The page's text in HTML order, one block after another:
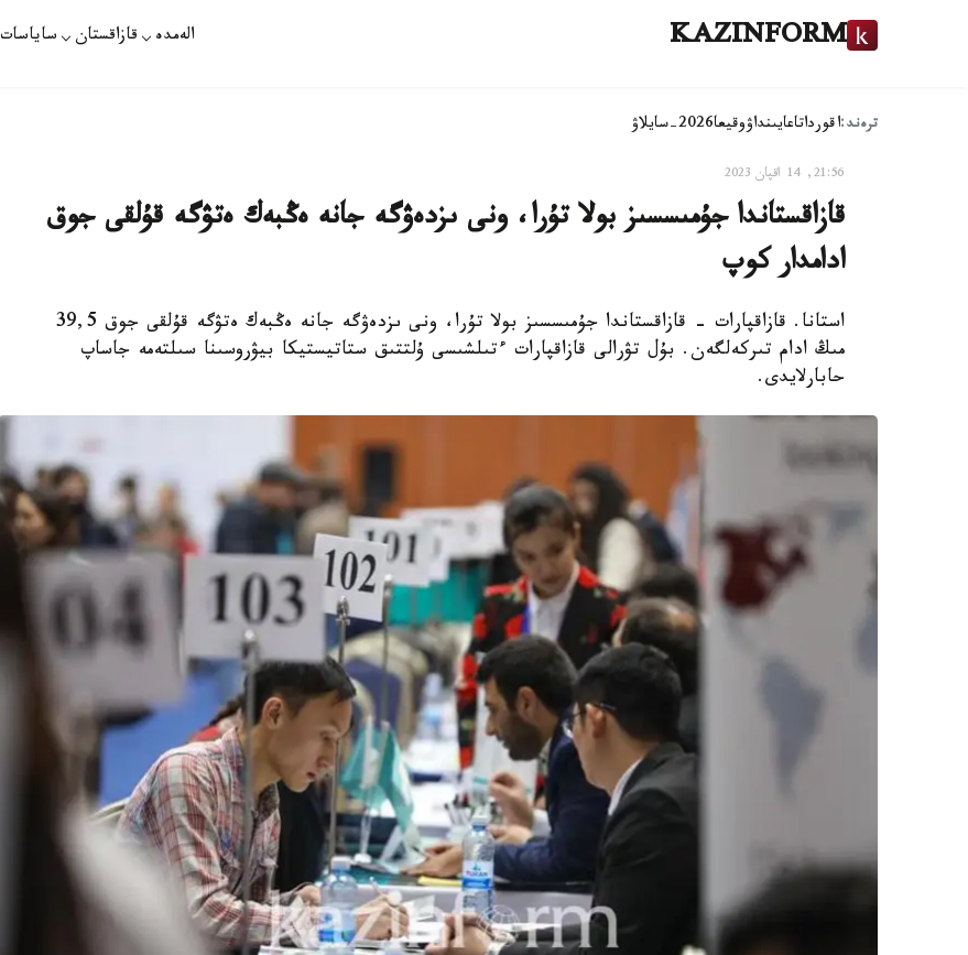
KAZINFORM الەمدە قازاقستان ساياسات
ترەند:اقورداتاعايىنداۋوقيعا2026-سايلاۋ
21:56, 14 اقپان 2023
قازاقستاندا جۇمىسسىز بولا تۇرا، ونى ىزدەۋگە جانە ەڭبەك ەتۋگە قۇلقى جوق
ادامدار كوپ
استانا. قازاقپارات - قازاقستاندا جۇمىسسىز بولا تۇرا، ونى ىزدەۋگە جانە ەڭبەك ەتۋگە قۇلقى جوق 39,5
مىڭ ادام تىركەلگەن. بۇل تۋرالى قازاقپارات ءتىلشىسى ۇلتتىق ستاتيستيكا بيۋروسىنا سىلتەمە جاساپ
حابارلايدى.